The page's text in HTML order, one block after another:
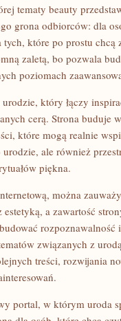
tematy beauty
grona odbiorców: dla
które po prostu chcą
zaletą, bo pozwala
poziomach
który łączy
cerą. Strona buduje
które mogą realnie
ale również
piękna.
można
estetyką, a zawartość
rozpoznawalność
związanych z
treści, rozwijania
portal, w którym uroda